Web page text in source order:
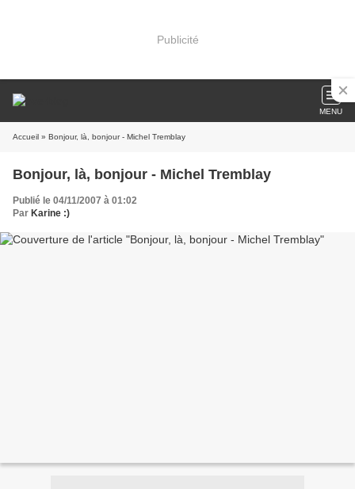
Publicité
MENU
Accueil » Bonjour, là, bonjour - Michel Tremblay
Bonjour, là, bonjour - Michel Tremblay
Publié le 04/11/2007 à 01:02
Par Karine :)